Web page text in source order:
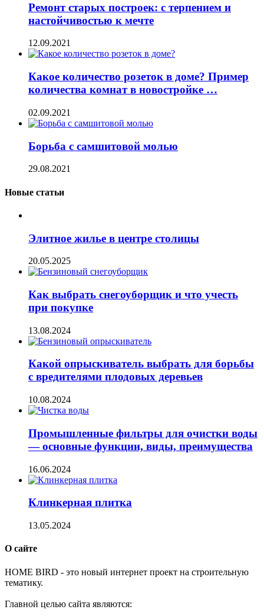
Ремонт старых построек: с терпением и
настойчивостью к мечте
12.09.2021
Какое количество розеток в доме? Пример
количества комнат в новостройке …
02.09.2021
Борьба с самшитовой молью
29.08.2021
Новые статьи
Элитное жилье в центре столицы
20.05.2025
Как выбрать снегоуборщик и что учесть
при покупке
13.08.2024
Какой опрыскиватель выбрать для борьбы
с вредителями плодовых деревьев
10.08.2024
Промышленные фильтры для очистки воды
— основные функции, виды, преимущества
16.06.2024
Клинкерная плитка
13.05.2024
О сайте
HOME BIRD - это новый интернет проект на строительную
тематику.
Главной целью сайта являются: